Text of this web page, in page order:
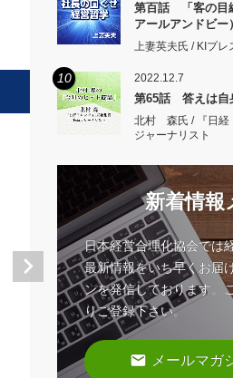
第百話 「客の目
アールアンドビー）
上妻英夫氏 / KIプレ
10 2022.12.7
第65話 答えは自
北村 森氏 / 『日経
ジャーナリスト
新着情報
日本経営合理化協会では
最新情報をいち早くお届
ンを発信しております。
りご登録下さい。
email メールマガ